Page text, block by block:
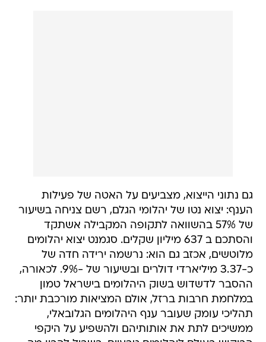
גם נתוני הייצוא, מצביעים על האטה של פעילות
הענף: יצוא נטו של יהלומי הגלם, רשם צניחה בשיעור
של 57% בהשוואה לתקופה המקבילה אשתקד
והסתכם ב 637 מיליון שקלים. סגמנט יצוא יהלומים
מלוטשים, אכזב גם הוא: נרשמה ירידה חדה של
כ-3.37 מיליארדי דולרים ובשיעור של -9%. לכאורה,
ההסבר לדשדוש בשוק היהלומים בישראל טמון
במלחמת חרבות ברזל, אולם המציאות מורכבת יותר:
תהליכי עומק שעובר ענף היהלומים הגלובאלי,
ממשיכים לתת את אותותיהם ולהשפיע על היקפי